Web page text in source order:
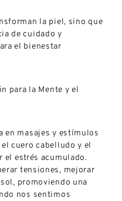
la piel, sino que
de cuidado y
el bienestar
para la Mente y el
en masajes y estímulos
cuero cabelludo y el
el estrés acumulado.
tensiones, mejorar
promoviendo una
nos sentimos